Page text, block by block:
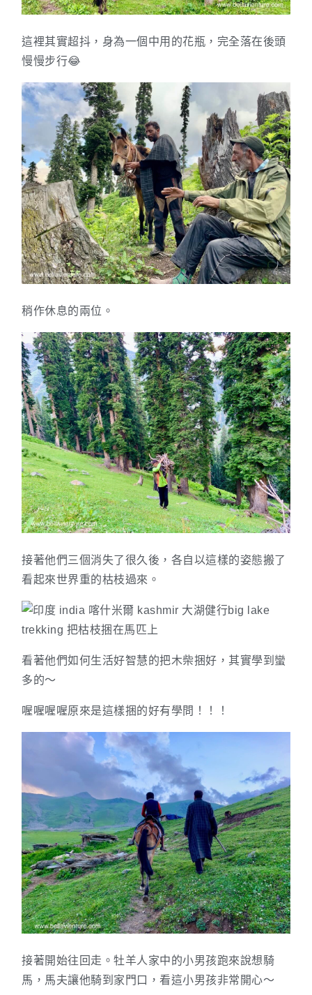
這裡其實超抖，身為一個中用的花瓶，完全落在後頭
慢慢步行😂
稍作休息的兩位。
接著他們三個消失了很久後，各自以這樣的姿態搬了
看起來世界重的枯枝過來。
看著他們如何生活好智慧的把木柴捆好，其實學到蠻
多的～
喔喔喔喔原來是這樣捆的好有學問！！！
接著開始往回走。牡羊人家中的小男孩跑來說想騎
馬，馬夫讓他騎到家門口，看這小男孩非常開心～